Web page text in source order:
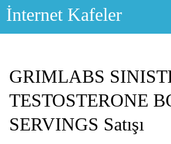
Skip
İnternet Kafeler
GRIMLABS
TESTOSTERONE
SERVINGS Satışı